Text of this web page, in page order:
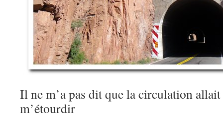
Il ne m’a pas dit que la circulation
m’étourdir